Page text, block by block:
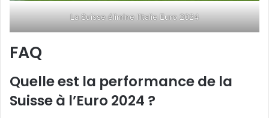
La Suisse élimine l’Italie Euro 2024
FAQ
Quelle est la performance de la
Suisse à l’Euro 2024 ?